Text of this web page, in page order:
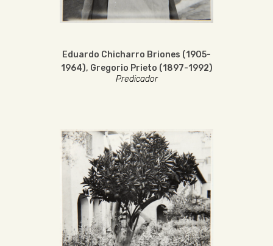
Eduardo Chicharro Briones (1905-
1964), Gregorio Prieto (1897-1992)
Predicador